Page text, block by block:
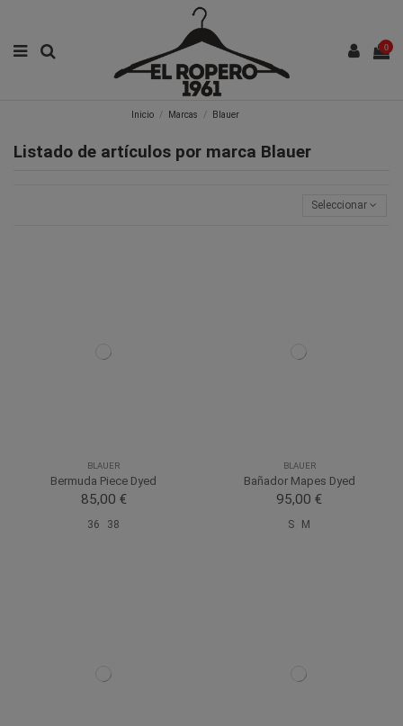
0
Inicio Marcas Blauer
Listado de artículos por marca Blauer
Seleccionar
BLAUER
Bermuda Piece Dyed
85,00 €
36 38
BLAUER
Bañador Mapes Dyed
95,00 €
S M